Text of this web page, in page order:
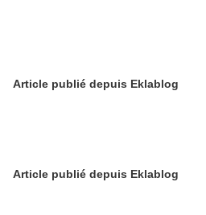
Article publié depuis Eklablog
Article publié depuis Eklablog